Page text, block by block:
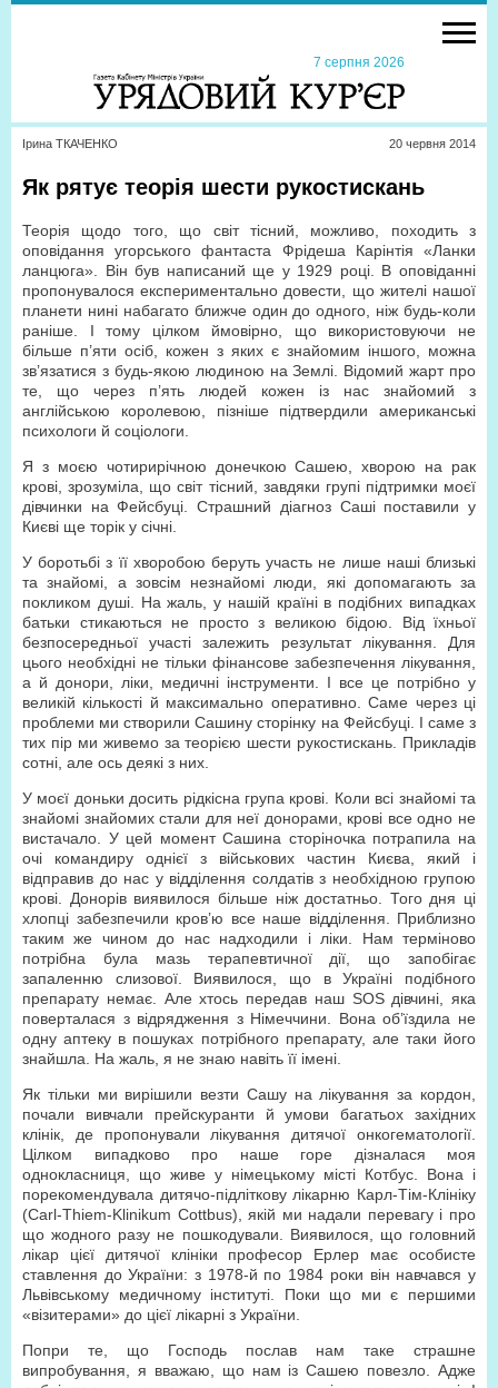
7 серпня 2026
Ірина ТКАЧЕНКО 20 червня 2014
Як рятує теорія шести рукостискань
Теорія щодо того, що світ тісний, можливо, походить з
оповідання угорського фантаста Фрідеша Карінтія «Ланки
ланцюга». Він був написаний ще у 1929 році. В оповіданні
пропонувалося експериментально довести, що жителі нашої
планети нині набагато ближче один до одного, ніж будь-коли
раніше. І тому цілком ймовірно, що використовуючи не
більше п’яти осіб, кожен з яких є знайомим іншого, можна
зв’язатися з будь-якою людиною на Землі. Відомий жарт про
те, що через п’ять людей кожен із нас знайомий з
англійською королевою, пізніше підтвердили американські
психологи й соціологи.
Я з моєю чотирирічною донечкою Сашею, хворою на рак
крові, зрозуміла, що світ тісний, завдяки групі підтримки моєї
дівчинки на Фейсбуці. Страшний діагноз Саші поставили у
Києві ще торік у січні.
У боротьбі з її хворобою беруть участь не лише наші близькі
та знайомі, а зовсім незнайомі люди, які допомагають за
покликом душі. На жаль, у нашій країні в подібних випадках
батьки стикаються не просто з великою бідою. Від їхньої
безпосередньої участі залежить результат лікування. Для
цього необхідні не тільки фінансове забезпечення лікування,
а й донори, ліки, медичні інструменти. І все це потрібно у
великій кількості й максимально оперативно. Саме через ці
проблеми ми створили Сашину сторінку на Фейсбуці. І саме з
тих пір ми живемо за теорією шести рукостискань. Прикладів
сотні, але ось деякі з них.
У моєї доньки досить рідкісна група крові. Коли всі знайомі та
знайомі знайомих стали для неї донорами, крові все одно не
вистачало. У цей момент Сашина сторіночка потрапила на
очі командиру однієї з військових частин Києва, який і
відправив до нас у відділення солдатів з необхідною групою
крові. Донорів виявилося більше ніж достатньо. Того дня ці
хлопці забезпечили кров’ю все наше відділення. Приблизно
таким же чином до нас надходили і ліки. Нам терміново
потрібна була мазь терапевтичної дії, що запобігає
запаленню слизової. Виявилося, що в Україні подібного
препарату немає. Але хтось передав наш SOS дівчині, яка
поверталася з відрядження з Німеччини. Вона об’їздила не
одну аптеку в пошуках потрібного препарату, але таки його
знайшла. На жаль, я не знаю навіть її імені.
Як тільки ми вирішили везти Сашу на лікування за кордон,
почали вивчали прейскуранти й умови багатьох західних
клінік, де пропонували лікування дитячої онкогематології.
Цілком випадково про наше горе дізналася моя
однокласниця, що живе у німецькому місті Котбус. Вона і
порекомендувала дитячо-підліткову лікарню Карл-Тім-Клініку
(Carl-Thiem-Klinikum Cottbus), якій ми надали перевагу і про
що жодного разу не пошкодували. Виявилося, що головний
лікар цієї дитячої клініки професор Ерлер має особисте
ставлення до України: з 1978-й по 1984 роки він навчався у
Львівському медичному інституті. Поки що ми є першими
«візитерами» до цієї лікарні з України.
Попри те, що Господь послав нам таке страшне
випробування, я вважаю, що нам із Сашею повезло. Адже